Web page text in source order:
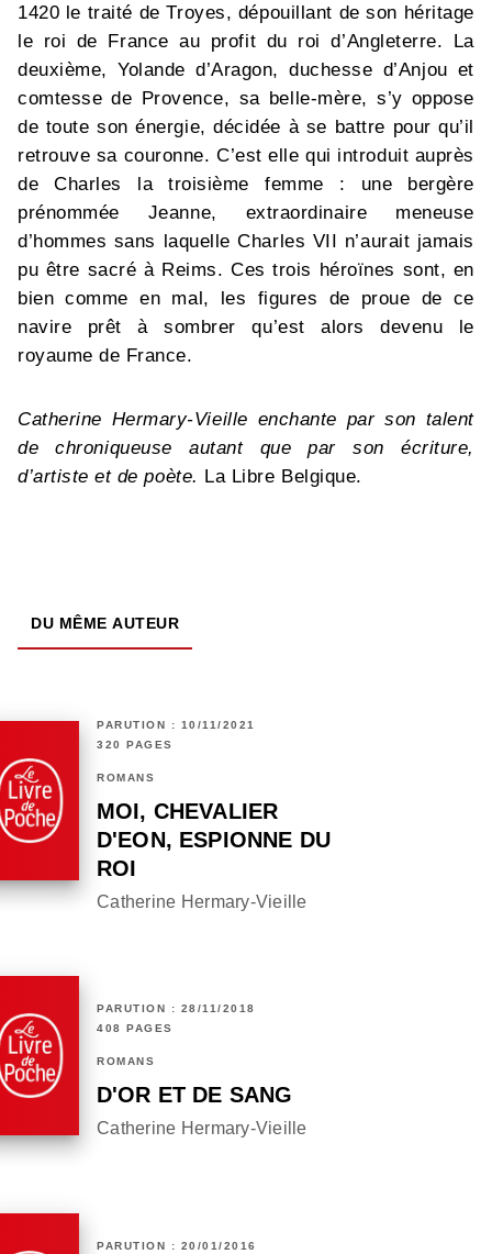
1420 le traité de Troyes, dépouillant de son héritage
le roi de France au profit du roi d’Angleterre. La
deuxième, Yolande d’Aragon, duchesse d’Anjou et
comtesse de Provence, sa belle-mère, s’y oppose
de toute son énergie, décidée à se battre pour qu’il
retrouve sa couronne. C’est elle qui introduit auprès
de Charles la troisième femme : une bergère
prénommée Jeanne, extraordinaire meneuse
d’hommes sans laquelle Charles VII n’aurait jamais
pu être sacré à Reims. Ces trois héroïnes sont, en
bien comme en mal, les figures de proue de ce
navire prêt à sombrer qu’est alors devenu le
royaume de France.
Catherine Hermary-Vieille enchante par son talent
de chroniqueuse autant que par son écriture,
d’artiste et de poète. La Libre Belgique.
DU MÊME AUTEUR
PARUTION : 10/11/2021
320 PAGES
ROMANS
MOI, CHEVALIER
D'EON, ESPIONNE DU
ROI
Catherine Hermary-Vieille
PARUTION : 28/11/2018
408 PAGES
ROMANS
D'OR ET DE SANG
Catherine Hermary-Vieille
PARUTION : 20/01/2016